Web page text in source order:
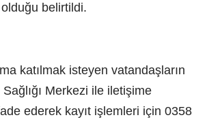
belirtildi.
katılmak isteyen vatandaşların
Merkezi ile iletişime
ederek kayıt işlemleri için 0358